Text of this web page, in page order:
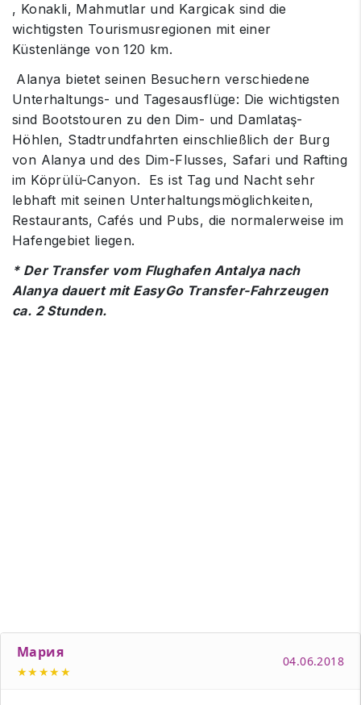
, Konakli, Mahmutlar und Kargicak sind die
wichtigsten Tourismusregionen mit einer
Küstenlänge von 120 km.
Alanya bietet seinen Besuchern verschiedene
Unterhaltungs- und Tagesausflüge: Die wichtigsten
sind Bootstouren zu den Dim- und Damlataş-
Höhlen, Stadtrundfahrten einschließlich der Burg
von Alanya und des Dim-Flusses, Safari und Rafting
im Köprülü-Canyon. Es ist Tag und Nacht sehr
lebhaft mit seinen Unterhaltungsmöglichkeiten,
Restaurants, Cafés und Pubs, die normalerweise im
Hafengebiet liegen.
* Der Transfer vom Flughafen Antalya nach
Alanya dauert mit EasyGo Transfer-Fahrzeugen
ca. 2 Stunden.
Мария
★★★★★
04.06.2018